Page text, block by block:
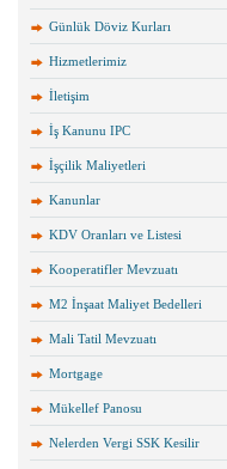
Günlük Döviz Kurları
Hizmetlerimiz
İletişim
İş Kanunu IPC
İşçilik Maliyetleri
Kanunlar
KDV Oranları ve Listesi
Kooperatifler Mevzuatı
M2 İnşaat Maliyet Bedelleri
Mali Tatil Mevzuatı
Mortgage
Mükellef Panosu
Nelerden Vergi SSK Kesilir